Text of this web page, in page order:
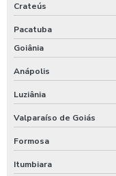
Crateús
Pacatuba
Goiânia
Anápolis
Luziânia
Valparaíso de Goiás
Formosa
Itumbiara